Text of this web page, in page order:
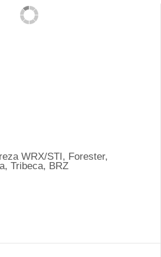
WRX/STI, Forester,
Tribeca, BRZ